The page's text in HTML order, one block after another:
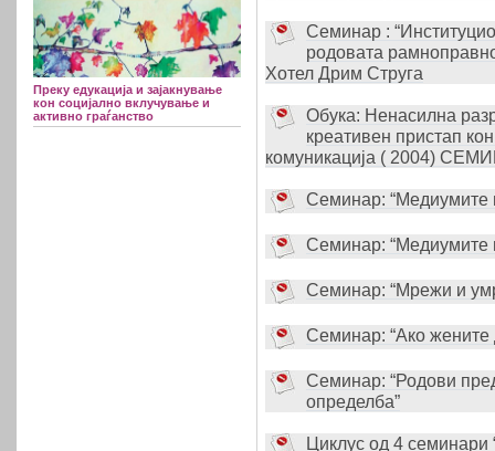
Преку едукација и зајакнување
кон социјално вклучување и
активно граѓанство
Семинар :
родовата
Хотел Дрим Струга
Обука: Ненасилна
креативен пристап
комуникација ( 2004)
Семинар: “Медиумите
Семинар: “Медиумите
Семинар: “Мрежи и
Семинар: “Ако жените
Семинар: “Родови
определба”
Циклус од 4 семинари